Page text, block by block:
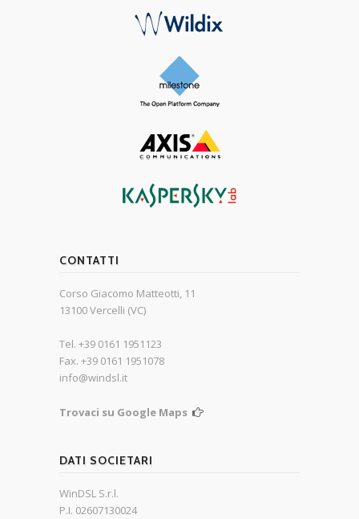
CONTATTI
Corso Giacomo Matteotti, 11
13100 Vercelli (VC)
Tel. +39 0161 1951123
Fax. +39 0161 1951078
info@windsl.it
Trovaci su Google Maps
DATI SOCIETARI
WinDSL S.r.l.
P.I. 02607130024